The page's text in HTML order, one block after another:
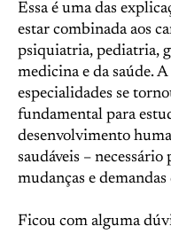
Essa é uma das
estar combinada aos
psiquiatria, pediatria,
medicina e da saúde. A
especialidades se
fundamental para
desenvolvimento
saudáveis –
mudanças e demandas
Ficou com alguma